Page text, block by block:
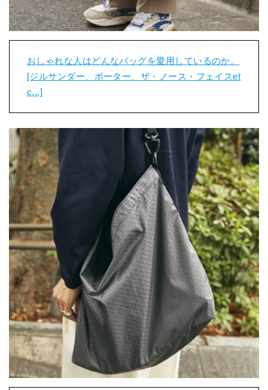
おしゃれな人はどんなバッグを愛用しているのか。
[ジルサンダー、ポーター、ザ・ノース・フェイスet
c...]